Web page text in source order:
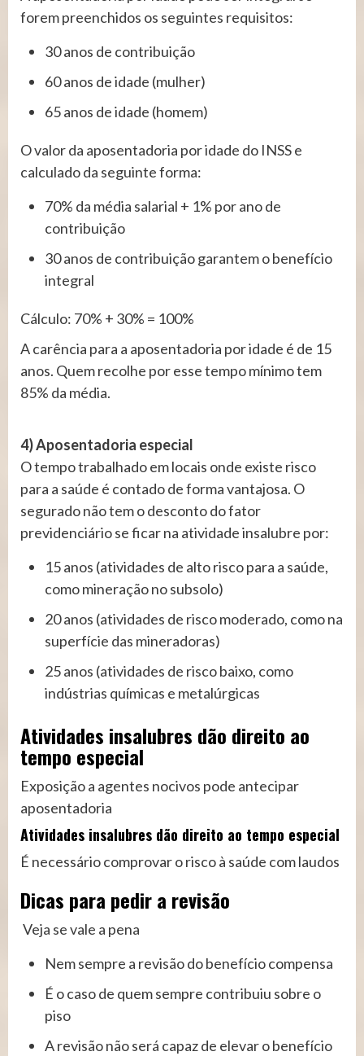
forem preenchidos os seguintes requisitos:
30 anos de contribuição
60 anos de idade (mulher)
65 anos de idade (homem)
O valor da aposentadoria por idade do INSS e
calculado da seguinte forma:
70% da média salarial + 1% por ano de
contribuição
30 anos de contribuição garantem o benefício
integral
Cálculo: 70% + 30% = 100%
A carência para a aposentadoria por idade é de 15
anos. Quem recolhe por esse tempo mínimo tem
85% da média.
4) Aposentadoria especial
O tempo trabalhado em locais onde existe risco
para a saúde é contado de forma vantajosa. O
segurado não tem o desconto do fator
previdenciário se ficar na atividade insalubre por:
15 anos (atividades de alto risco para a saúde,
como mineração no subsolo)
20 anos (atividades de risco moderado, como na
superfície das mineradoras)
25 anos (atividades de risco baixo, como
indústrias químicas e metalúrgicas
Atividades insalubres dão direito ao
tempo especial
Exposição a agentes nocivos pode antecipar
aposentadoria
Atividades insalubres dão direito ao tempo especial
É necessário comprovar o risco à saúde com laudos
Dicas para pedir a revisão
Veja se vale a pena
Nem sempre a revisão do benefício compensa
É o caso de quem sempre contribuiu sobre o
piso
A revisão não será capaz de elevar o benefício